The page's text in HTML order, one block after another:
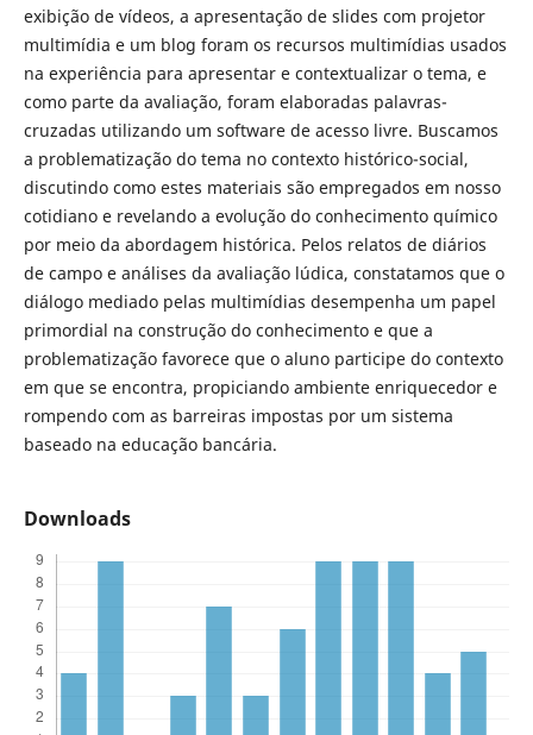
exibição de vídeos, a apresentação de slides com projetor
multimídia e um blog foram os recursos multimídias usados
na experiência para apresentar e contextualizar o tema, e
como parte da avaliação, foram elaboradas palavras-
cruzadas utilizando um software de acesso livre. Buscamos
a problematização do tema no contexto histórico-social,
discutindo como estes materiais são empregados em nosso
cotidiano e revelando a evolução do conhecimento químico
por meio da abordagem histórica. Pelos relatos de diários
de campo e análises da avaliação lúdica, constatamos que o
diálogo mediado pelas multimídias desempenha um papel
primordial na construção do conhecimento e que a
problematização favorece que o aluno participe do contexto
em que se encontra, propiciando ambiente enriquecedor e
rompendo com as barreiras impostas por um sistema
baseado na educação bancária.
Downloads